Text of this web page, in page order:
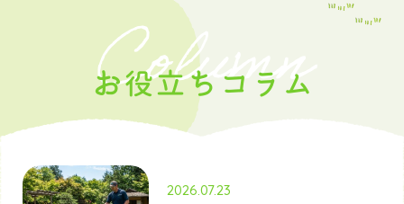
Column
お役立ちコラム
2026.07.23